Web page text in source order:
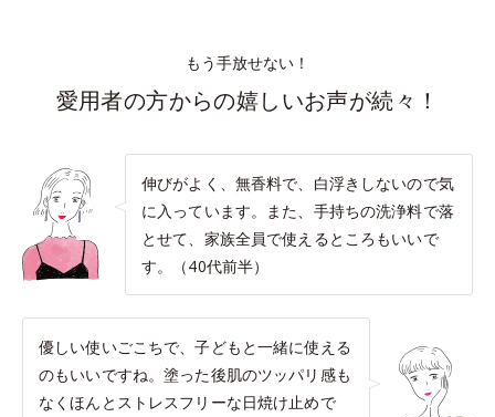
もう手放せない！
愛用者の方からの嬉しいお声が続々！
伸びがよく、無香料で、白浮きしないので気
に入っています。また、手持ちの洗浄料で落
とせて、家族全員で使えるところもいいで
す。（40代前半）
優しい使いごこちで、子どもと一緒に使える
のもいいですね。塗った後肌のツッパリ感も
なくほんとストレスフリーな日焼け止めで